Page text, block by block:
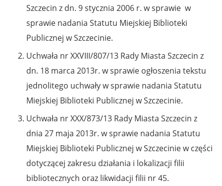
Szczecin z dn. 9 stycznia 2006 r. w sprawie w
sprawie nadania Statutu Miejskiej Biblioteki
Publicznej w Szczecinie.
Uchwała nr XXVIII/807/13 Rady Miasta Szczecin z
dn. 18 marca 2013r. w sprawie ogłoszenia tekstu
jednolitego uchwały w sprawie nadania Statutu
Miejskiej Biblioteki Publicznej w Szczecinie.
Uchwała nr XXX/873/13 Rady Miasta Szczecin z
dnia 27 maja 2013r. w sprawie nadania Statutu
Miejskiej Biblioteki Publicznej w Szczecinie w części
dotyczącej zakresu działania i lokalizacji filii
bibliotecznych oraz likwidacji filii nr 45.